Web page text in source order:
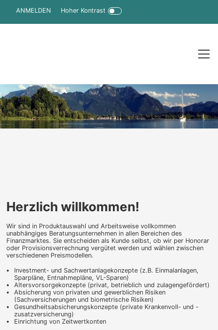
ANMELDEN Hoher Kontrast
Herzlich willkommen!
Wir sind in Produktauswahl und Arbeitsweise vollkommen
unabhängiges Beratungsunternehmen in allen Bereichen des
Finanzmarktes. Sie entscheiden als Kunde selbst, ob wir per Honorar
oder Provisionsverrechnung vergütet werden und wählen zwischen
verschiedenen Preismodellen.
Investment- und Sachwertanlagekonzepte (z.B. Einmalanlagen,
Sparpläne, Entnahmepläne, VL-Sparen)
Altersvorsorgekonzepte (privat, betrieblich und zulagengefördert)
Absicherung von privaten und gewerblichen Risiken
(Sachversicherungen und biometrische Risiken)
Gesundheitsabsicherungskonzepte (private Krankenvoll- und -
zusatzversicherung)
Einrichtung von Zeitwertkonten